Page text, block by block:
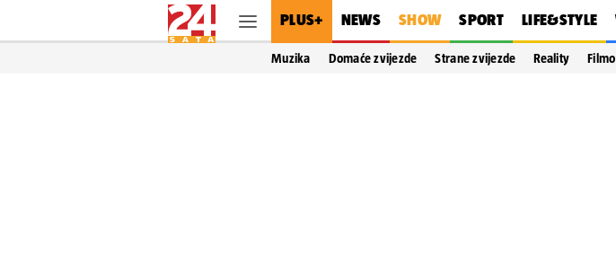
PLUS+ NEWS SHOW SPORT LIFE&STYLE
Muzika Domaće zvijezde Strane zvijezde Reality